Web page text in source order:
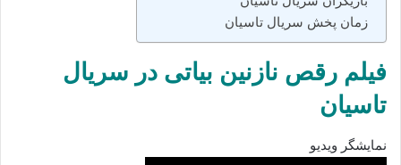
زمان پخش سریال تاسیان
فیلم رقص نازنین بیاتی در سریال
تاسیان
نمایشگر ویدیو